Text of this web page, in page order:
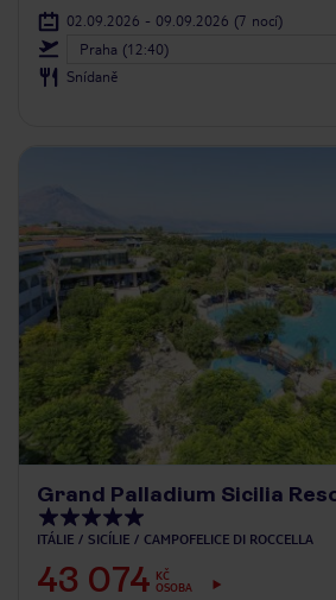
02.09.2026 - 09.09.2026 (7 nocí)
Praha (12:40)
Snídaně
Grand Palladium Sicilia
ITÁLIE SICÍLIE CAMPOFELICE DI ROCCELLA
43 074 KČ
OSOBA